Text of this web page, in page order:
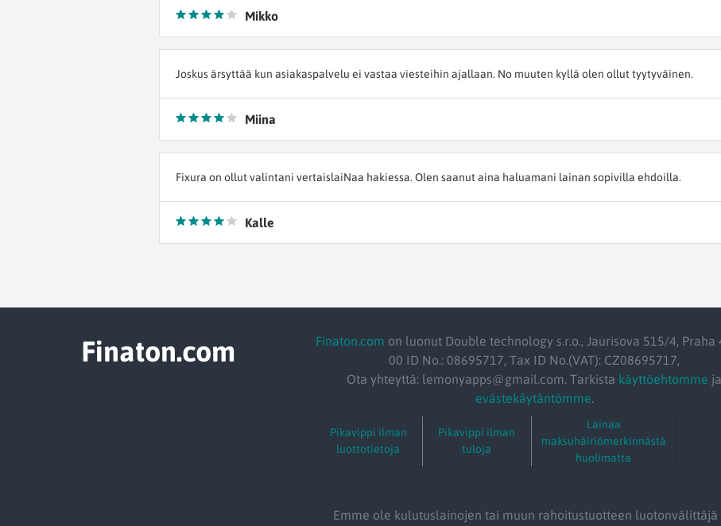
Mikko
Joskus ärsyttää kun asiakaspalvelu ei vastaa viesteihin ajallaan. No muuten kyllä olen ollut tyytyväinen.
Miina
Fixura on ollut valintani vertaislaiNaa hakiessa. Olen saanut aina haluamani lainan sopivilla ehdoilla.
Kalle
Finaton.com Finaton.com on luonut Double technology s.r.o., Jaurisova 515/4, Praha
00 ID No.: 08695717, Tax ID No.(VAT): CZ08695717,
Ota yhteyttä: lemonyapps@gmail.com. Tarkista käyttöehtomme ja
evästekäytäntömme.
Pikavippi ilman
luottotietoja
Pikavippi ilman
tuloja
Lainaa
maksuhäiriömerkinnästä
huolimatta
Emme ole kulutuslainojen tai muun rahoitustuotteen luotonvälittäjä